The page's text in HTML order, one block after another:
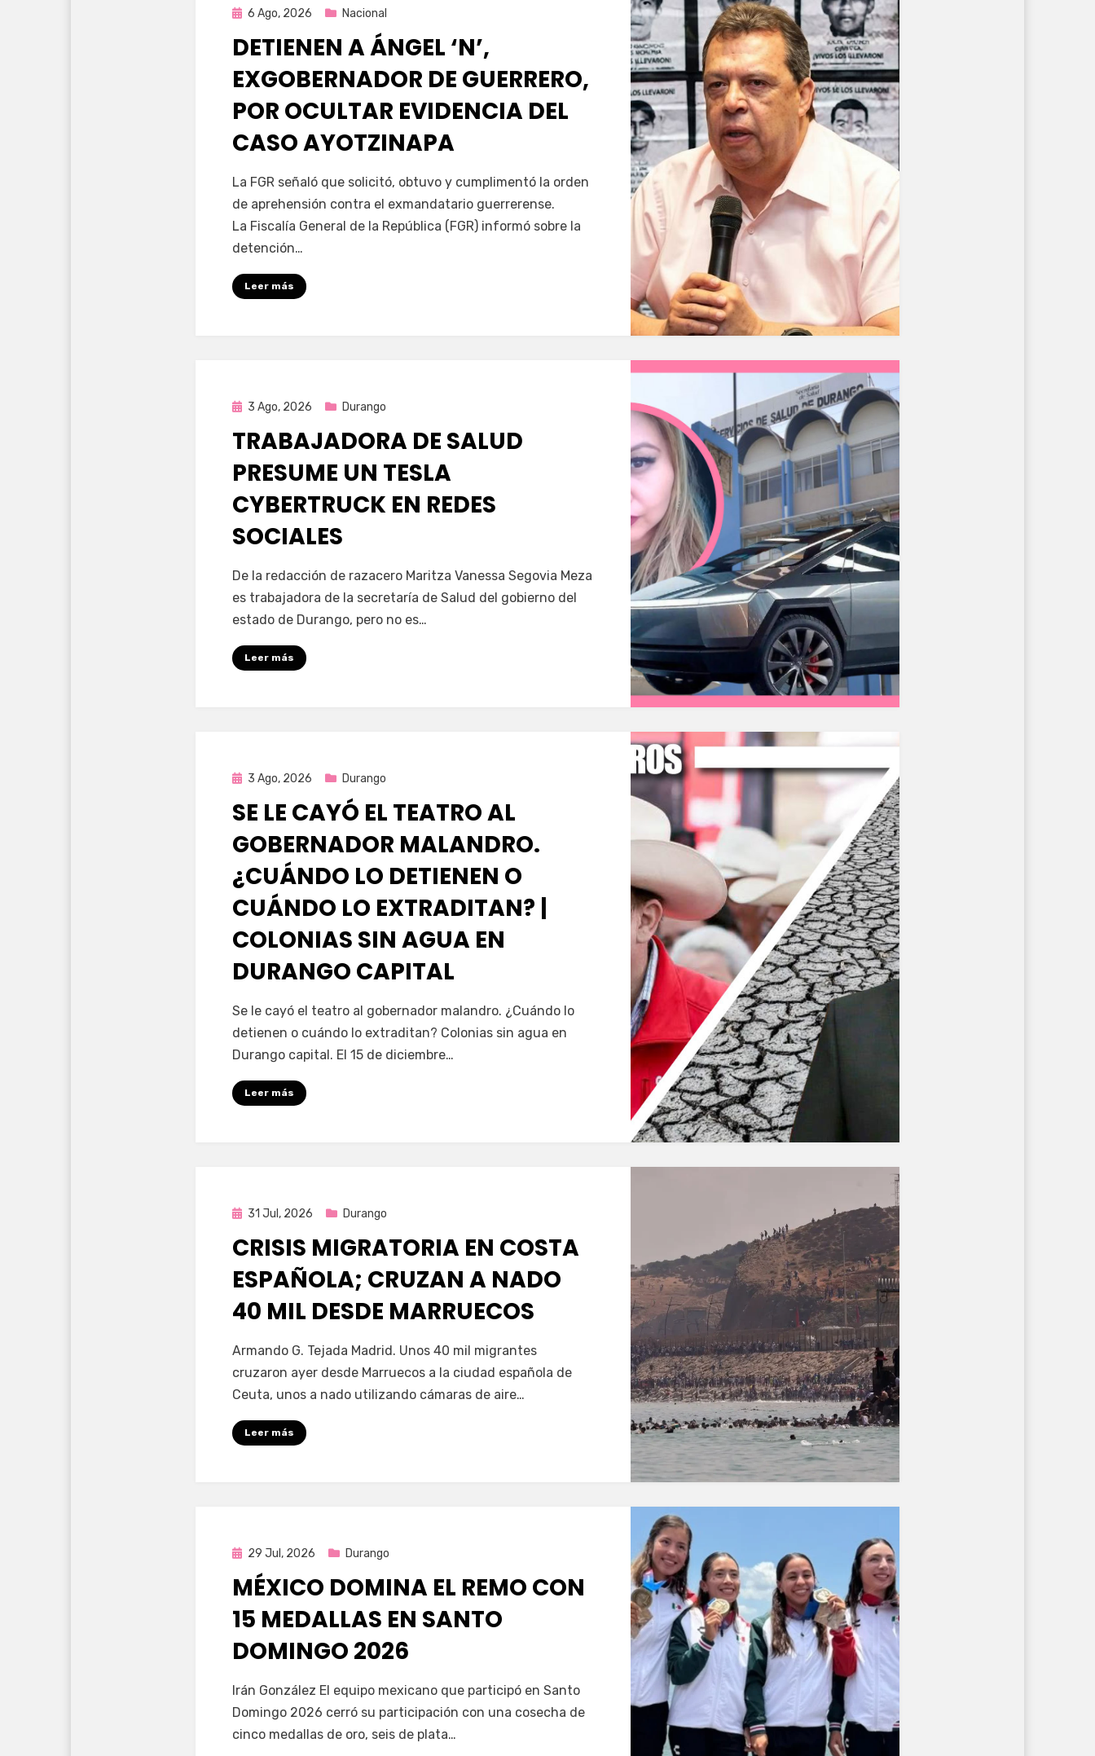
Publicada
6 Ago, 2026 Nacional
DETIENEN A ÁNGEL ‘N’,
EXGOBERNADOR DE GUERRERO,
POR OCULTAR EVIDENCIA DEL
CASO AYOTZINAPA
porFernando Miranda Servín
La FGR señaló que solicitó, obtuvo y cumplimentó la orden
de aprehensión contra el exmandatario guerrerense.
La Fiscalía General de la República (FGR) informó sobre la
detención…
Leer más
Publicada
3 Ago, 2026 Durango
TRABAJADORA DE SALUD
PRESUME UN TESLA
CYBERTRUCK EN REDES
SOCIALES
porFernando Miranda Servín
De la redacción de razacero Maritza Vanessa Segovia Meza
es trabajadora de la secretaría de Salud del gobierno del
estado de Durango, pero no es…
Leer más
Publicada
3 Ago, 2026 Durango
SE LE CAYÓ EL TEATRO AL
GOBERNADOR MALANDRO.
¿CUÁNDO LO DETIENEN O
CUÁNDO LO EXTRADITAN? |
COLONIAS SIN AGUA EN
DURANGO CAPITAL
porFernando Miranda Servín
Se le cayó el teatro al gobernador malandro. ¿Cuándo lo
detienen o cuándo lo extraditan? Colonias sin agua en
Durango capital. El 15 de diciembre…
Leer más
Publicada
31 Jul, 2026 Durango
CRISIS MIGRATORIA EN COSTA
ESPAÑOLA; CRUZAN A NADO
40 MIL DESDE MARRUECOS
porFernando Miranda Servín
Armando G. Tejada Madrid. Unos 40 mil migrantes
cruzaron ayer desde Marruecos a la ciudad española de
Ceuta, unos a nado utilizando cámaras de aire…
Leer más
Publicada
29 Jul, 2026 Durango
MÉXICO DOMINA EL REMO CON
15 MEDALLAS EN SANTO
DOMINGO 2026
porFernando Miranda Servín
Irán González El equipo mexicano que participó en Santo
Domingo 2026 cerró su participación con una cosecha de
cinco medallas de oro, seis de plata…